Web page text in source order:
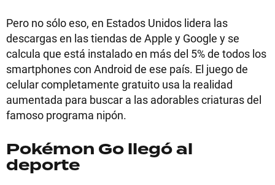
Pero no sólo eso, en Estados Unidos lidera las
descargas en las tiendas de Apple y Google y se
calcula que está instalado en más del 5% de todos los
smartphones con Android de ese país. El juego de
celular completamente gratuito usa la realidad
aumentada para buscar a las adorables criaturas del
famoso programa nipón.
Pokémon Go llegó al
deporte